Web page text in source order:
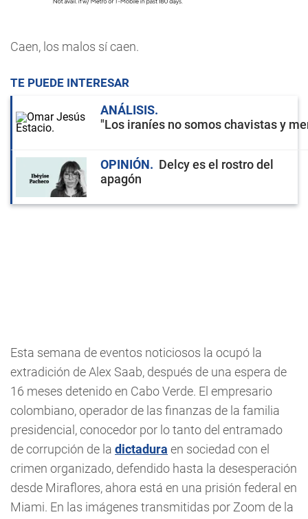
Caen, los malos sí caen.
TE PUEDE INTERESAR
ANÁLISIS
"Los iraníes no somos chavistas y
OPINIÓN
Delcy es el rostro del
apagón
Esta semana de eventos noticiosos la ocupó la
extradición de Alex Saab, después de una espera de
16 meses detenido en Cabo Verde. El empresario
colombiano, operador de las finanzas de la familia
presidencial, conocedor por lo tanto del entramado
de corrupción de la dictadura en sociedad con el
crimen organizado, defendido hasta la desesperación
desde Miraflores, ahora está en una prisión federal en
Miami. En las imágenes transmitidas por Zoom de la